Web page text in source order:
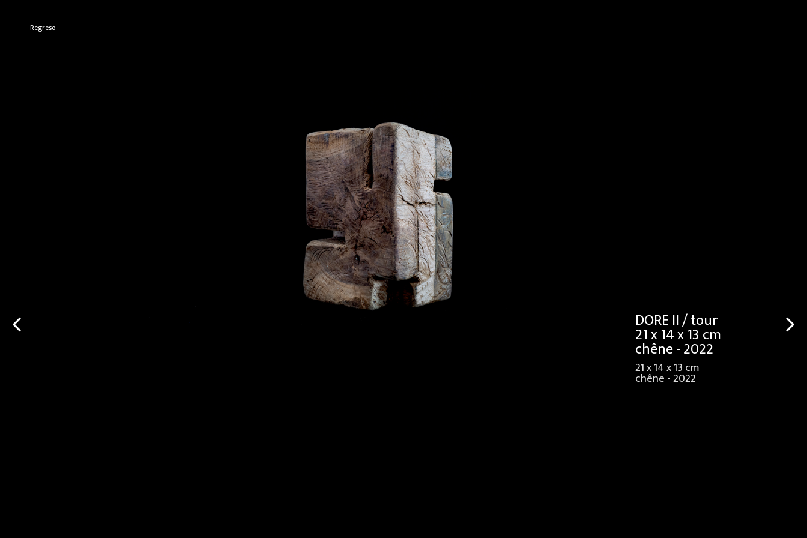
Regreso
DORE II / tour
21 x 14 x 13 cm
chêne - 2022
21 x 14 x 13 cm
chêne - 2022